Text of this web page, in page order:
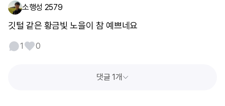
소행성 2579
깃털 같은 황금빛 노을이 참 예쁘네요
1 0
댓글 1개